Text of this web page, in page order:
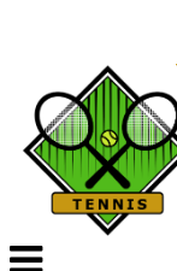
Veksle